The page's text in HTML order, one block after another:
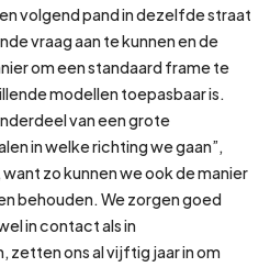
volgend pand in dezelfde straat
vraag aan te kunnen en de
om een standaard frame te
modellen toepasbaar is.
van een grote
in welke richting we gaan”,
zo kunnen we ook de manier
behouden. We zorgen goed
in contact als in
ons al vijftig jaar in om